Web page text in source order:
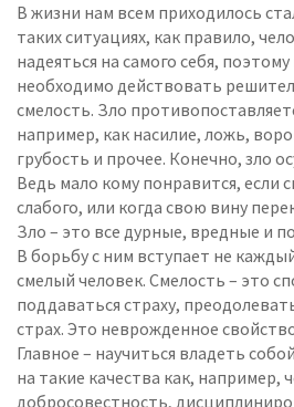
В жизни нам всем приходилось
таких ситуациях, как правило,
надеяться на самого себя,
необходимо действовать
смелость. Зло
например, как насилие, ложь,
грубость и прочее. Конечно, зло
Ведь мало кому понравится, если
слабого, или когда свою вину
Зло – это все дурные, вредные и
В борьбу с ним вступает не
смелый человек. Смелость – это
поддаваться страху,
страх. Это неврожденное
Главное – научиться владеть
на такие качества как, например,
добросовестность,